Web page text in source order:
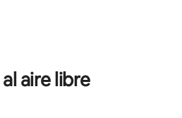
3 reseñas
aire libre